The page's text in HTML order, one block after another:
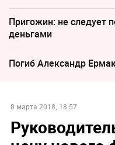
Пригожин: не следует
деньгами
Погиб Александр
8 марта 2018, 18:57